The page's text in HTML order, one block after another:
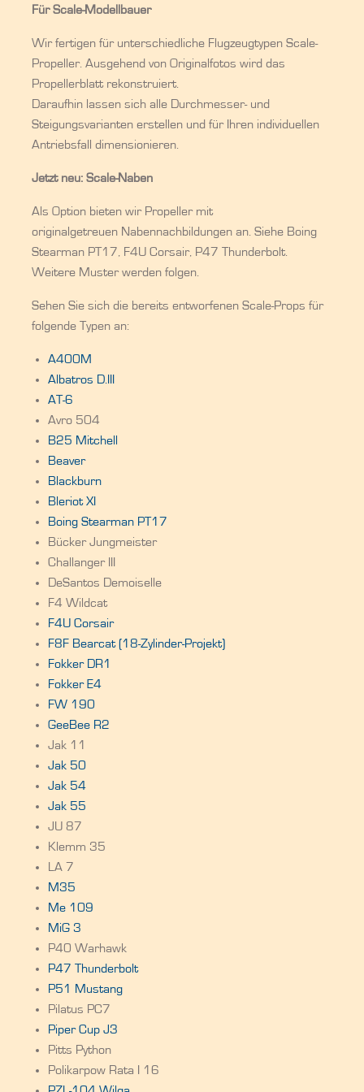
Für Scale-Modellbauer
Wir fertigen für unterschiedliche Flugzeugtypen Scale-
Propeller. Ausgehend von Originalfotos wird das
Propellerblatt rekonstruiert.
Daraufhin lassen sich alle Durchmesser- und
Steigungsvarianten erstellen und für Ihren individuellen
Antriebsfall dimensionieren.
Jetzt neu: Scale-Naben
Als Option bieten wir Propeller mit
originalgetreuen Nabennachbildungen an. Siehe Boing
Stearman PT17, F4U Corsair, P47 Thunderbolt.
Weitere Muster werden folgen.
Sehen Sie sich die bereits entworfenen Scale-Props für
folgende Typen an:
A400M
Albatros D.III
AT-6
Avro 504
B25 Mitchell
Beaver
Blackburn
Bleriot XI
Boing Stearman PT17
Bücker Jungmeister
Challanger III
DeSantos Demoiselle
F4 Wildcat
F4U Corsair
F8F Bearcat (18-Zylinder-Projekt)
Fokker DR1
Fokker E4
FW 190
GeeBee R2
Jak 11
Jak 50
Jak 54
Jak 55
JU 87
Klemm 35
LA 7
M35
Me 109
MiG 3
P40 Warhawk
P47 Thunderbolt
P51 Mustang
Pilatus PC7
Piper Cup J3
Pitts Python
Polikarpow Rata I 16